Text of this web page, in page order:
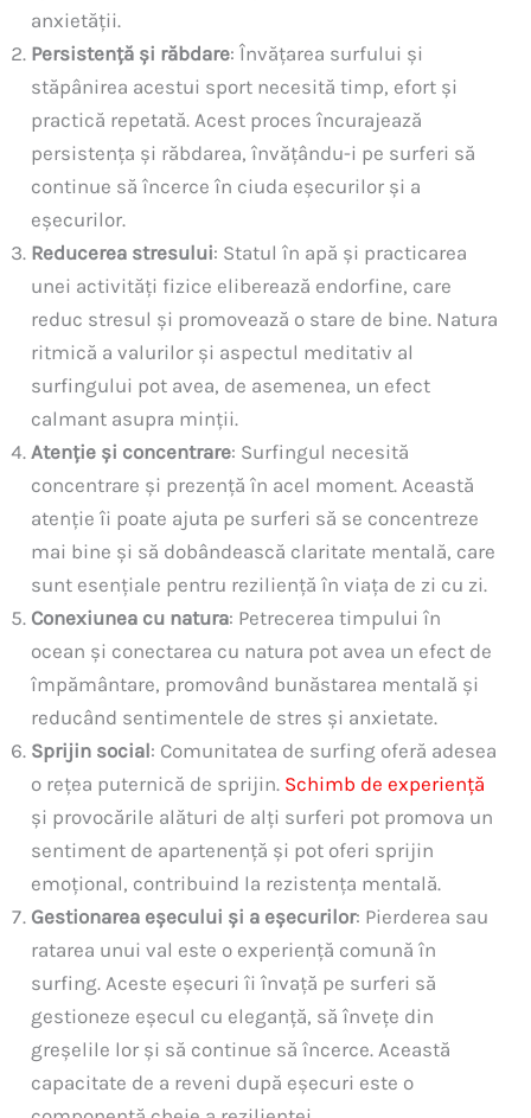
anxietății.
Persistență și răbdare: Învățarea surfului și
stăpânirea acestui sport necesită timp, efort și
practică repetată. Acest proces încurajează
persistența și răbdarea, învățându-i pe surferi să
continue să încerce în ciuda eșecurilor și a
eșecurilor.
Reducerea stresului: Statul în apă și practicarea
unei activități fizice eliberează endorfine, care
reduc stresul și promovează o stare de bine. Natura
ritmică a valurilor și aspectul meditativ al
surfingului pot avea, de asemenea, un efect
calmant asupra minții.
Atenție și concentrare: Surfingul necesită
concentrare și prezență în acel moment. Această
atenție îi poate ajuta pe surferi să se concentreze
mai bine și să dobândească claritate mentală, care
sunt esențiale pentru reziliență în viața de zi cu zi.
Conexiunea cu natura: Petrecerea timpului în
ocean și conectarea cu natura pot avea un efect de
împământare, promovând bunăstarea mentală și
reducând sentimentele de stres și anxietate.
Sprijin social: Comunitatea de surfing oferă adesea
o rețea puternică de sprijin. Schimb de experiență
și provocările alături de alți surferi pot promova un
sentiment de apartenență și pot oferi sprijin
emoțional, contribuind la rezistența mentală.
Gestionarea eșecului și a eșecurilor: Pierderea sau
ratarea unui val este o experiență comună în
surfing. Aceste eșecuri îi învață pe surferi să
gestioneze eșecul cu eleganță, să învețe din
greșelile lor și să continue să încerce. Această
capacitate de a reveni după eșecuri este o